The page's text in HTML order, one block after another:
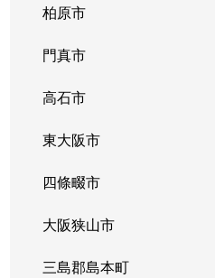
柏原市
門真市
高石市
東大阪市
四條畷市
大阪狭山市
三島郡島本町